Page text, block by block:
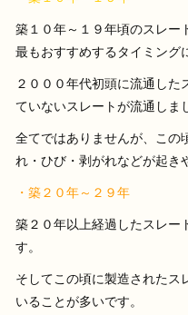
築１０年～１９年頃のスレー
最もおすすめするタイミング
２０００年代初頭に流通し
ていないスレートが流通しま
全てではありませんが、この
れ・ひび・剥がれなどが起き
・築２０年～２９年
築２０年以上経過したスレー
す。
そしてこの頃に製造されたス
いることが多いです。